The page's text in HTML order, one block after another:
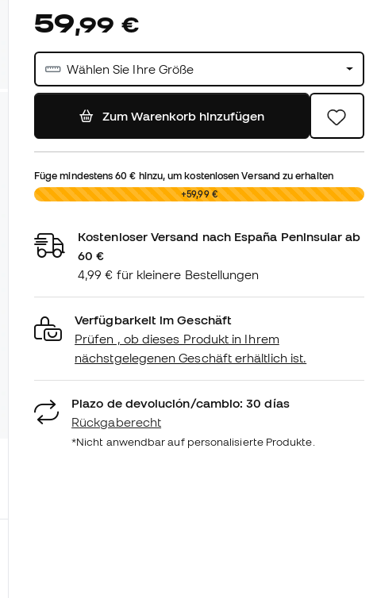
59,99 €
Wählen Sie Ihre Größe
Zum Warenkorb hinzufügen
Füge mindestens60 € hinzu, um kostenlosen Versand zu erhalten
0,00 € +59,99 €
Kostenloser Versand nach España Peninsular ab
60 €
4,99 € für kleinere Bestellungen
Verfügbarkeit im Geschäft
Prüfen , ob dieses Produkt in Ihrem
nächstgelegenen Geschäft erhältlich ist.
Plazo de devolución/cambio: 30 días
Rückgaberecht
*Nicht anwendbar auf personalisierte Produkte.